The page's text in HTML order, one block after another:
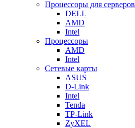
Процессоры для серверов
DELL
AMD
Intel
Процессоры
AMD
Intel
Сетевые карты
ASUS
D-Link
Intel
Tenda
TP-Link
ZyXEL